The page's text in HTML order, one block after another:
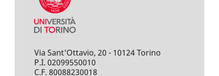
Via Sant'Ottavio, 20 - 10124 Torino
P.I. 02099550010
C.F. 80088230018